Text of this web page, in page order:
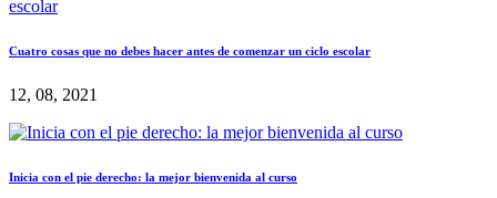
Cuatro cosas que no debes hacer antes de comenzar un ciclo escolar
12, 08, 2021
Inicia con el pie derecho: la mejor bienvenida al curso